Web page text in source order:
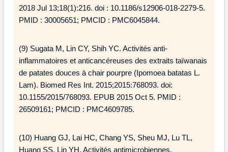
2018 Jul 13;18(1):216. doi : 10.1186/s12906-018-2279-5.
PMID : 30005651; PMCID : PMC6045844.
(9) Sugata M, Lin CY, Shih YC. Activités anti-
inflammatoires et anticancéreuses des extraits taïwanais
de patates douces à chair pourpre (Ipomoea batatas L.
Lam). Biomed Res Int. 2015;2015:768093. doi:
10.1155/2015/768093. EPUB 2015 Oct 5. PMID :
26509161; PMCID : PMC4609785.
(10) Huang GJ, Lai HC, Chang YS, Sheu MJ, Lu TL,
Huang SS, Lin YH. Activités antimicrobiennes,